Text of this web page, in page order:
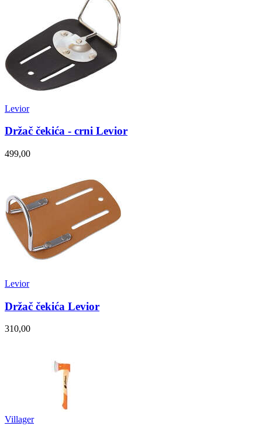
Levior
Držač čekića - crni Levior
499,00
Levior
Držač čekića Levior
310,00
Villager